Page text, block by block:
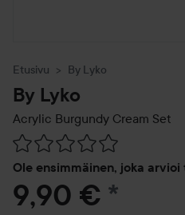
Etusivu By Lyko
By Lyko
Acrylic Burgundy Cream Set
Ole ensimmäinen, joka
Siirtyä jhk Arvosana &
9,90 € *